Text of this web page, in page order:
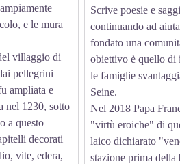
e le mura
villaggio di
pellegrini
ampliata e
nel 1230, sotto
a questo
decorati
vite, edera,
Scrive poesie e
continuando ad
fondato una
obiettivo è quello di
le famiglie
Seine.
Nel 2018 Papa
"virtù eroiche" di
laico dichiarato
stazione prima della